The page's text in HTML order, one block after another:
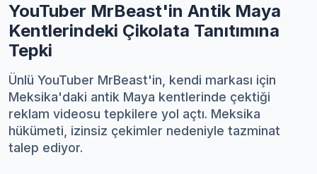
YouTuber MrBeast'in Antik Maya
Kentlerindeki Çikolata Tanıtımına
Tepki
Ünlü YouTuber MrBeast'in, kendi markası için
Meksika'daki antik Maya kentlerinde çektiği
reklam videosu tepkilere yol açtı. Meksika
hükümeti, izinsiz çekimler nedeniyle tazminat
talep ediyor.